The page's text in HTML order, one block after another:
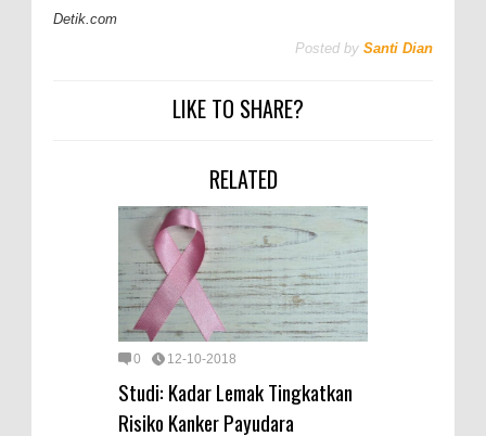
Detik.com
Posted by Santi Dian
LIKE TO SHARE?
RELATED
0 12-10-2018
Studi: Kadar Lemak Tingkatkan
Risiko Kanker Payudara